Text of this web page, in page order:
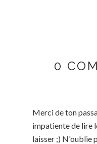
0
Merci de ton
impatiente de lire
laisser ;) N'oublie